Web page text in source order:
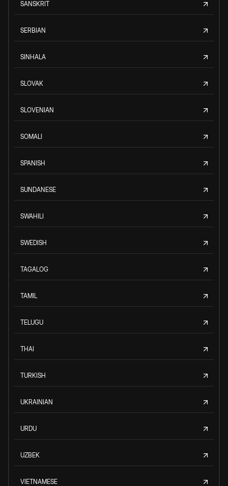
SANSKRIT
SERBIAN
SINHALA
SLOVAK
SLOVENIAN
SOMALI
SPANISH
SUNDANESE
SWAHILI
SWEDISH
TAGALOG
TAMIL
TELUGU
THAI
TURKISH
UKRAINIAN
URDU
UZBEK
VIETNAMESE